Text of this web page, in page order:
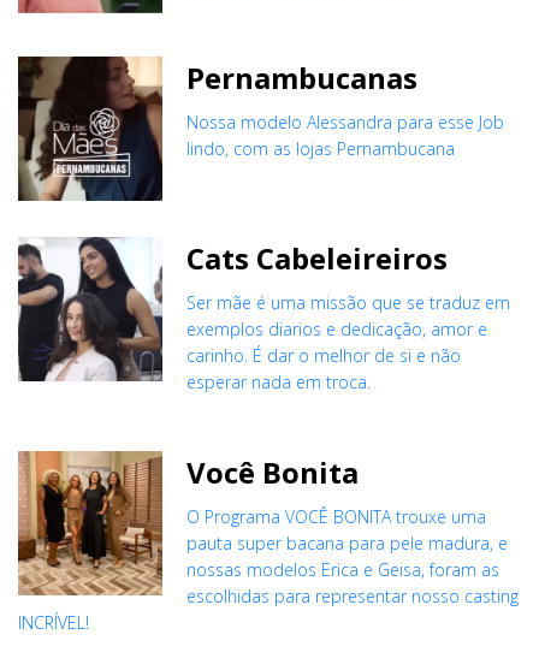
Pernambucanas
Nossa modelo Alessandra para esse Job
lindo, com as lojas Pernambucana
Cats Cabeleireiros
Ser mãe é uma missão que se traduz em
exemplos diarios e dedicação, amor e
carinho. É dar o melhor de si e não
esperar nada em troca.
Você Bonita
O Programa VOCÊ BONITA trouxe uma
pauta super bacana para pele madura, e
nossas modelos Erica e Geisa, foram as
escolhidas para representar nosso casting
INCRÍVEL!